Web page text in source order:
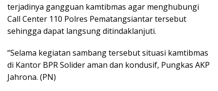
terjadinya gangguan kamtibmas agar menghubungi
Call Center 110 Polres Pematangsiantar tersebut
sehingga dapat langsung ditindaklanjuti.
“Selama kegiatan sambang tersebut situasi kamtibmas
di Kantor BPR Solider aman dan kondusif, Pungkas AKP
Jahrona. (PN)